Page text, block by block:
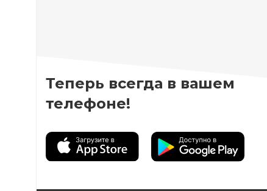
Теперь всегда в вашем
телефоне!